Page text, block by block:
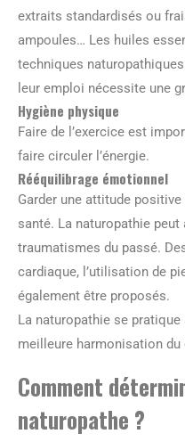
extraits standardisés ou
ampoules… Les huiles
techniques
leur emploi nécessite une
Hygiène physique
Faire de l’exercice est
faire circuler l’énergie.
Rééquilibrage émotionnel
Garder une attitude
santé. La naturopathie
traumatismes du passé.
cardiaque, l’utilisation de
également être proposés.
La naturopathie se
meilleure harmonisation du
Comment
naturopathe ?